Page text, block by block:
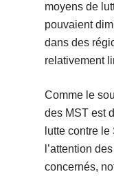
moyens de
pouvaient
dans des
relativement
Comme le
des MST est
lutte contre
l’attention
concernés,